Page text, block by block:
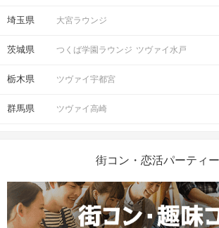
埼玉県 大宮ラウンジ
茨城県 つくば学園ラウンジ ツヴァイ水戸
栃木県 ツヴァイ宇都宮
群馬県 ツヴァイ高崎
街コン・恋活パーティー